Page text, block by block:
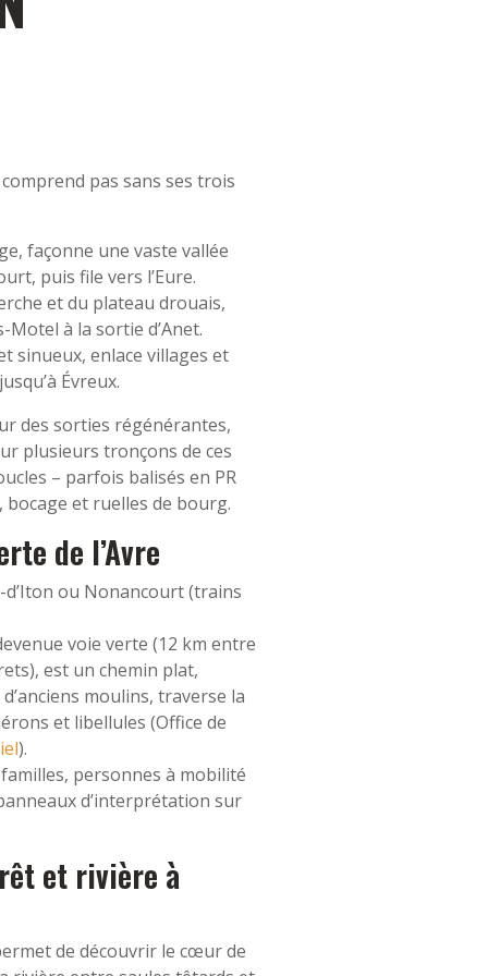
pas sans ses trois
façonne une vaste vallée
puis file vers l’Eure.
et du plateau drouais,
à la sortie d’Anet.
sinueux, enlace villages et
Évreux.
des sorties régénérantes,
plusieurs tronçons de ces
– parfois balisés en PR
et ruelles de bourg.
de l’Avre
ou Nonancourt (trains
voie verte (12 km entre
est un chemin plat,
moulins, traverse la
et libellules (Office de
).
personnes à mobilité
d’interprétation sur
et rivière à
de découvrir le cœur de